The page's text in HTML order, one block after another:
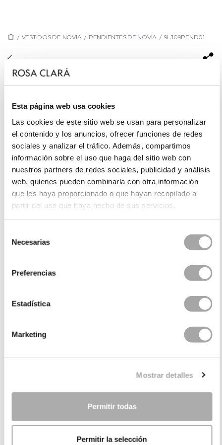
Esta página web usa cookies
Las cookies de este sitio web se usan para personalizar
el contenido y los anuncios, ofrecer funciones de redes
sociales y analizar el tráfico. Además, compartimos
información sobre el uso que haga del sitio web con
nuestros partners de redes sociales, publicidad y análisis
web, quienes pueden combinarla con otra información
que les haya proporcionado o que hayan recopilado a
partir del uso que haya hecho de sus servicios.
Necesarias
Preferencias
Estadística
Marketing
Mostrar detalles
Permitir todas
Permitir la selección
/ VESTIDOS DE NOVIA / PENDIENTES DE NOVIA / 9LJ09PEND01
9LJ09PEND01
Pendiente de novia largo y estilo elegante.
bridal.
PIDE CITA
EMPRESA